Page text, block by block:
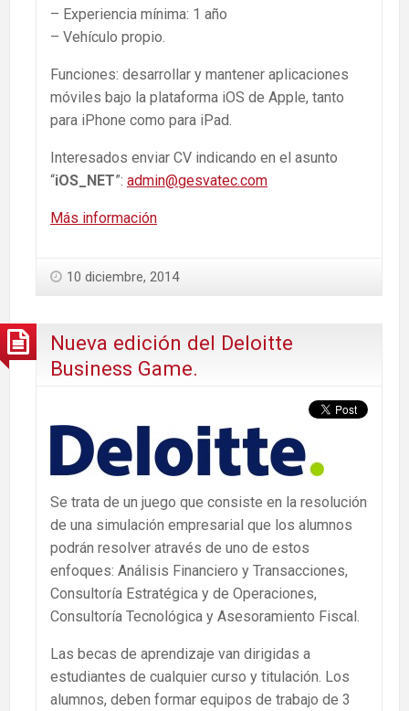
– Experiencia mínima: 1 año
– Vehículo propio.
Funciones: desarrollar y mantener aplicaciones
móviles bajo la plataforma iOS de Apple, tanto
para iPhone como para iPad.
Interesados enviar CV indicando en el asunto
“iOS_NET”: admin@gesvatec.com
Más información
10 diciembre, 2014
Nueva edición del Deloitte
Business Game.
Se trata de un juego que consiste en la resolución
de una simulación empresarial que los alumnos
podrán resolver através de uno de estos
enfoques: Análisis Financiero y Transacciones,
Consultoría Estratégica y de Operaciones,
Consultoría Tecnológica y Asesoramiento Fiscal.
Las becas de aprendizaje van dirigidas a
estudiantes de cualquier curso y titulación. Los
alumnos, deben formar equipos de trabajo de 3